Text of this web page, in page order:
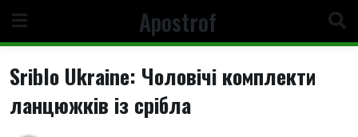
content
Apostrof
Sriblo Ukraine: Чоловічі комплекти
ланцюжків із срібла